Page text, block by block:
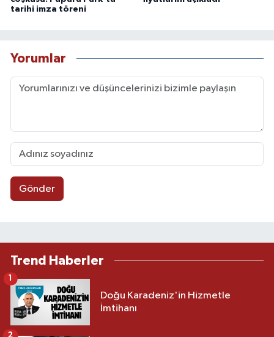
tarihi imza töreni
Yorumlar
Gönder
Trend Haberler
Doğu Karadeniz'in Hizmetle
İmtihanı